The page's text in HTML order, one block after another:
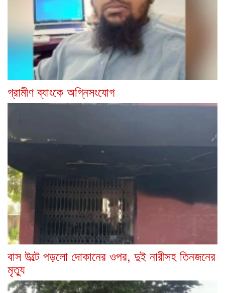
গ্রামীণ ব্যাংকে অগ্নিসংযোগ
বাস উল্টে পড়লো দোকানের ওপর, দুই নারীসহ তিনজনের
মৃত্যু